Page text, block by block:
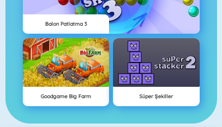
Balon Patlatma 3
Goodgame Big Farm Süper Şekiller